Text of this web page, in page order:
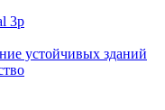
3p
устойчивых зданий